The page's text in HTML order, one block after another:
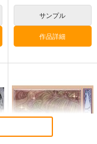
ぽに子の食レポごはん
図鑑3
サンプル
作品詳細